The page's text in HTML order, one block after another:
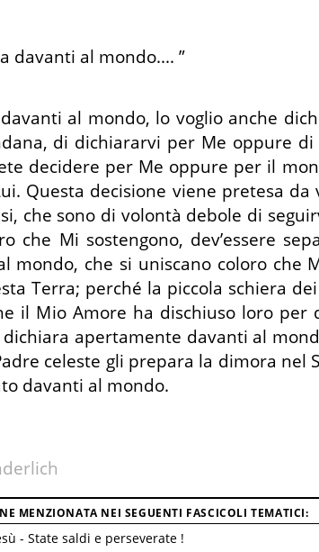
davanti al mondo.... ”
al mondo, lo voglio anche
di dichiararvi per Me oppure
decidere per Me oppure per il
Questa decisione viene pretesa
che sono di volontà debole di
che Mi sostengono, dev’essere
mondo, che si uniscano coloro
Terra; perché la piccola schiera
il Mio Amore ha dischiuso loro
dichiara apertamente davanti al
celeste gli prepara la dimora nel
davanti al mondo.
MENZIONATA NEI SEGUENTI FASCICOLI TEMATICI:
- State saldi e perseverate !